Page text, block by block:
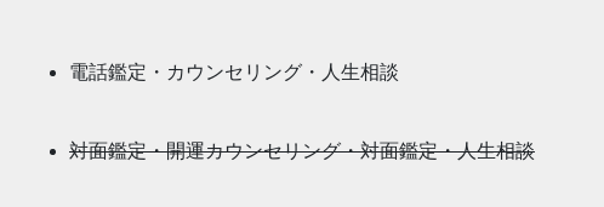
電話鑑定・カウンセリング・人生相談
対面鑑定・開運カウンセリング・対面鑑定・人生相談